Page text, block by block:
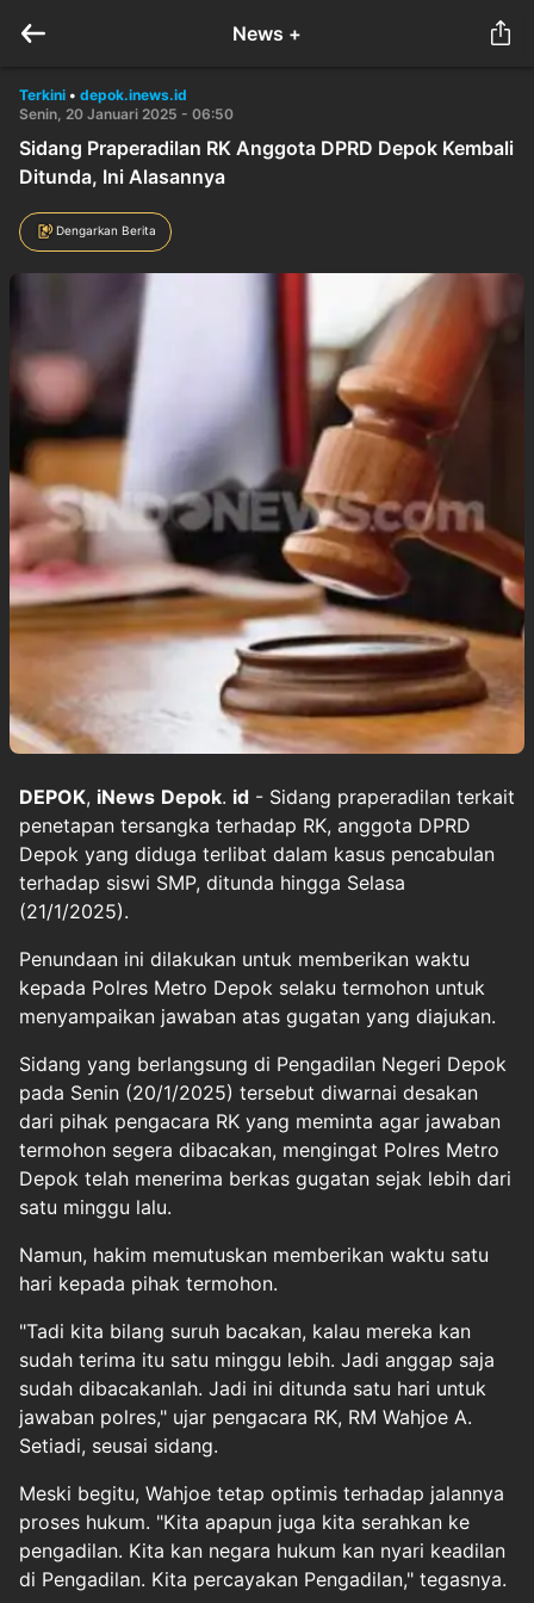
News +
Terkini • depok.inews.id
Senin, 20 Januari 2025 - 06:50
Sidang Praperadilan RK Anggota DPRD Depok Kembali
Ditunda, Ini Alasannya
Dengarkan Berita
DEPOK, iNews Depok. id - Sidang praperadilan terkait
penetapan tersangka terhadap RK, anggota DPRD
Depok yang diduga terlibat dalam kasus pencabulan
terhadap siswi SMP, ditunda hingga Selasa
(21/1/2025).
Penundaan ini dilakukan untuk memberikan waktu
kepada Polres Metro Depok selaku termohon untuk
menyampaikan jawaban atas gugatan yang diajukan.
Sidang yang berlangsung di Pengadilan Negeri Depok
pada Senin (20/1/2025) tersebut diwarnai desakan
dari pihak pengacara RK yang meminta agar jawaban
termohon segera dibacakan, mengingat Polres Metro
Depok telah menerima berkas gugatan sejak lebih dari
satu minggu lalu.
Namun, hakim memutuskan memberikan waktu satu
hari kepada pihak termohon.
"Tadi kita bilang suruh bacakan, kalau mereka kan
sudah terima itu satu minggu lebih. Jadi anggap saja
sudah dibacakanlah. Jadi ini ditunda satu hari untuk
jawaban polres," ujar pengacara RK, RM Wahjoe A.
Setiadi, seusai sidang.
Meski begitu, Wahjoe tetap optimis terhadap jalannya
proses hukum. "Kita apapun juga kita serahkan ke
pengadilan. Kita kan negara hukum kan nyari keadilan
di Pengadilan. Kita percayakan Pengadilan," tegasnya.